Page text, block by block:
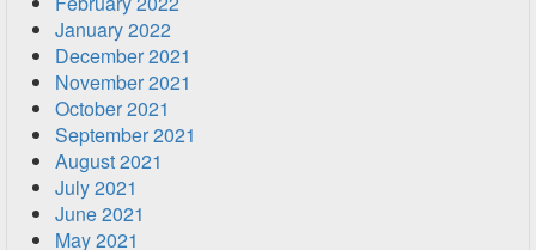
January 2022
December 2021
November 2021
October 2021
September 2021
August 2021
July 2021
June 2021
May 2021